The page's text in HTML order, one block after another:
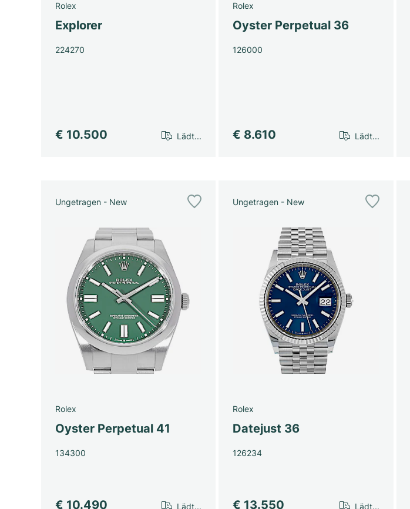
Rolex
Explorer
224270
€ 10.500 Lädt...
Rolex
Oyster Perpetual 36
126000
€ 8.610 Lädt...
Ungetragen - New
Rolex
Oyster Perpetual 41
134300
€ 10.490 Lädt...
Ungetragen - New
Rolex
Datejust 36
126234
€ 13.550 Lädt...